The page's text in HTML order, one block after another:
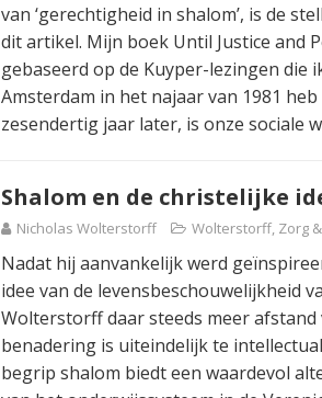
van ‘gerechtigheid in shalom’, is de
dit artikel. Mijn boek Until Justice and
gebaseerd op de Kuyper-lezingen die
Amsterdam in het najaar van 1981
zesendertig jaar later, is onze sociale
Shalom en de christelijke
Nicholas Wolterstorff Wolterstorff, Zorg
Nadat hij aanvankelijk werd
idee van de levensbeschouwelijkheid
Wolterstorff daar steeds meer afstand
benadering is uiteindelijk te
begrip shalom biedt een waardevol